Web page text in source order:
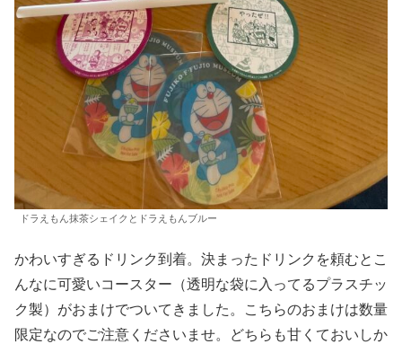
ドラえもん抹茶シェイクとドラえもんブルー
かわいすぎるドリンク到着。決まったドリンクを頼むとこ
んなに可愛いコースター（透明な袋に入ってるプラスチッ
ク製）がおまけでついてきました。こちらのおまけは数量
限定なのでご注意くださいませ。どちらも甘くておいしか